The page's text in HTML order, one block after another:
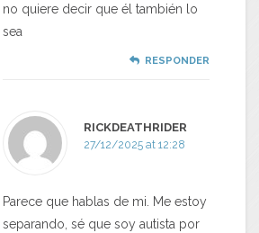
no quiere decir que él también lo
sea
RESPONDER
RICKDEATHRIDER
27/12/2025 at 12:28
Parece que hablas de mi. Me estoy
separando, sé que soy autista por